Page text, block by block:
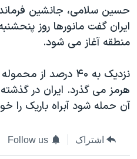
تریبونال مردمی آبان ۹۸
دادگاه حمید نوری
چهل سال گروگان‌گیری
قانون شفافیت دارائی کادر رهبری
اعتراضات مردمی آبان ۹۸
اسرائیل در جنگ
نرگس محمدی برنده جایزه نوبل
همایش محافظه‌کاران آمریکا
حسین سلامی، جانشین
ایران گفت مانورها روز
منطقه آغاز می شود.
نزدیک به ۴۰ درصد
هرمز می گذرد. ایران در
آن حمله شود آبراه باریک را
اشتراک Follow us